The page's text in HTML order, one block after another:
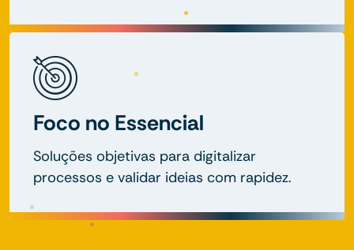
Foco no Essencial
Soluções objetivas para digitalizar
processos e validar ideias com rapidez.